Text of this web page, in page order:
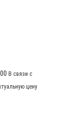
В связи с
цену